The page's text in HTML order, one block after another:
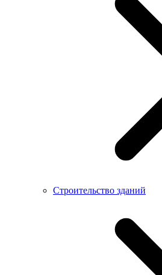
Строительство зданий